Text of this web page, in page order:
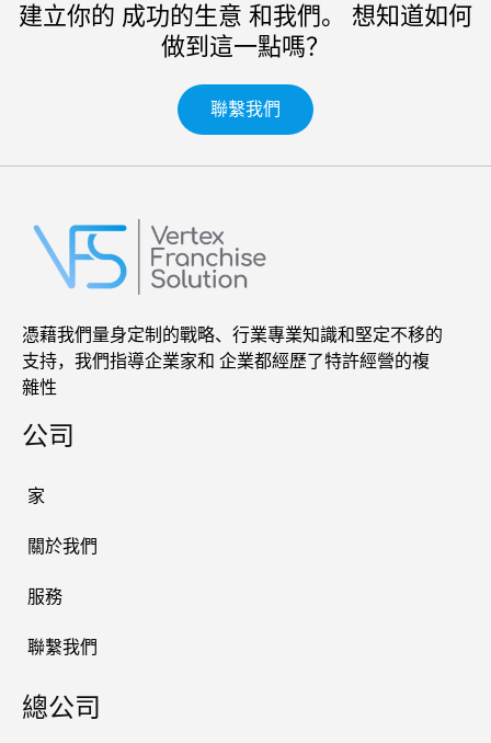
建立你的 成功的生意 和我們。 想知道如何
做到這一點嗎？
聯繫我們
憑藉我們量身定制的戰略、行業專業知識和堅定不移的
支持，我們指導企業家和 企業都經歷了特許經營的複
雜性
公司
家
關於我們
服務
聯繫我們
總公司